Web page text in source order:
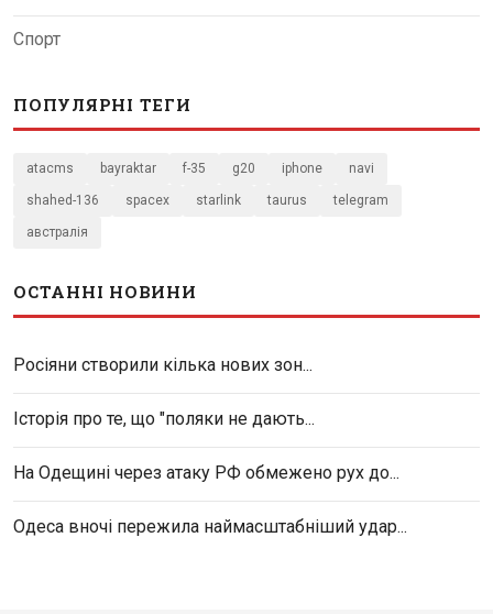
Спорт
ПОПУЛЯРНІ ТЕГИ
atacms bayraktar f-35 g20 iphone navi
shahed-136 spacex starlink taurus telegram
австралія
ОСТАННІ НОВИНИ
Росіяни створили кілька нових зон...
Історія про те, що "поляки не дають...
На Одещині через атаку РФ обмежено рух до...
Одеса вночі пережила наймасштабніший удар...